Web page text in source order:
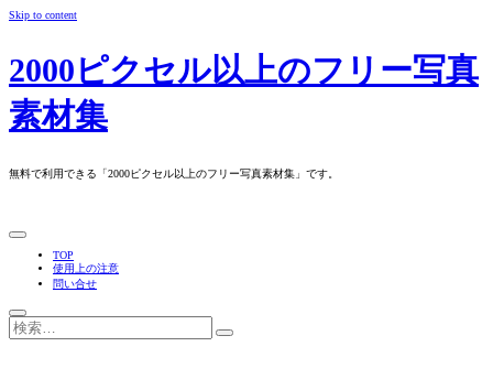
Skip to content
2000ピクセル以上のフリー写真
素材集
無料で利用できる「2000ピクセル以上のフリー写真素材集」です。
TOP
使用上の注意
問い合せ